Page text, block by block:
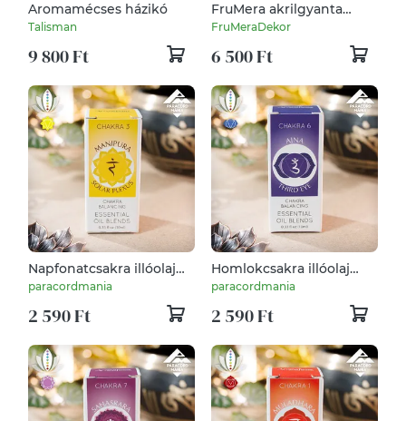
Aromamécses házikó
Talisman
9 800 Ft
FruMera akrilgyanta
párologtató szett
FruMeraDekor
6 500 Ft
Napfonatcsakra illóolaj
keverék
paracordmania
2 590 Ft
Homlokcsakra illóolaj
keverék
paracordmania
2 590 Ft